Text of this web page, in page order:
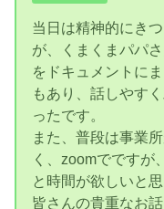
当日は精神的にき
が、くまくまパパ
をドキュメントに
もあり、話しやす
ったです。
また、普段は事業
く、zoomでですが
と時間が欲しいと思
皆さんの貴重なお